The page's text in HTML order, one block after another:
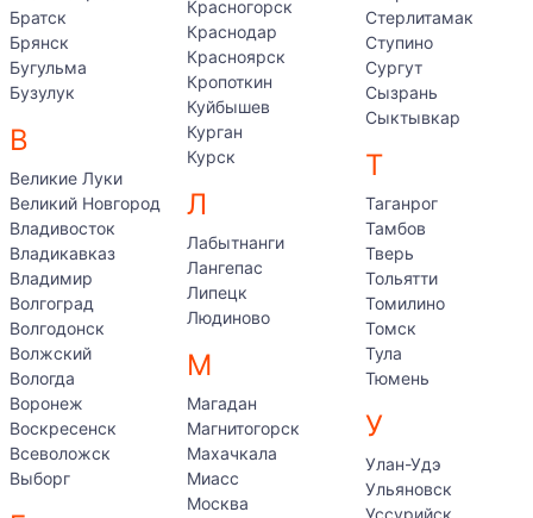
Братск
Брянск
Бугульма
Бузулук
В
Великие Луки
Великий Новгород
Владивосток
Владикавказ
Владимир
Волгоград
Волгодонск
Волжский
Вологда
Воронеж
Воскресенск
Всеволожск
Выборг
Красногорск
Краснодар
Красноярск
Кропоткин
Куйбышев
Курган
Курск
Л
Лабытнанги
Лангепас
Липецк
Людиново
М
Магадан
Магнитогорск
Махачкала
Миасс
Москва
Стерлитамак
Ступино
Сургут
Сызрань
Сыктывкар
Т
Таганрог
Тамбов
Тверь
Тольятти
Томилино
Томск
Тула
Тюмень
У
Улан-Удэ
Ульяновск